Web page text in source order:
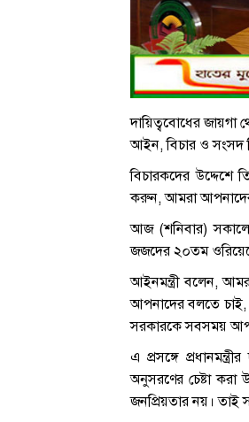
দায়িত্ববোধের জায়গা
আইন, বিচার ও সংসদ
বিচারকদের উদ্দেশে
করুন, আমরা
আজ (শনিবার) সকালে
জজদের ২০তম
আইনমন্ত্রী বলেন,
আপনাদের বলতে চাই,
সরকারকে সবসময়
এ প্রসঙ্গে
অনুসরণের চেষ্টা করা
জনপ্রিয়তার নয়। তাই